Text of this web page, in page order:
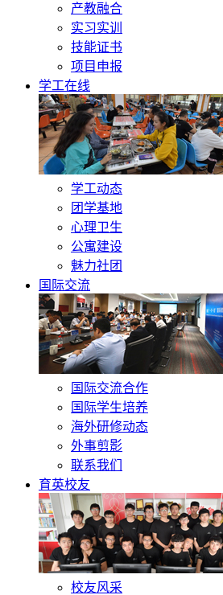
产教融合
实习实训
技能证书
项目申报
学工在线
学工动态
团学基地
心理卫生
公寓建设
魅力社团
国际交流
国际交流合作
国际学生培养
海外研修动态
外事剪影
联系我们
育英校友
校友风采